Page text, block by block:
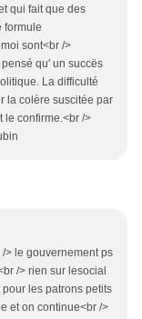
qui fait que des
formule
sont<br />
qu' un succës
La difficulté
la colère suscitée par
le confirme.<br />
> le gouvernement ps
/> rien sur lesocial
les patrons petits
et on continue<br />